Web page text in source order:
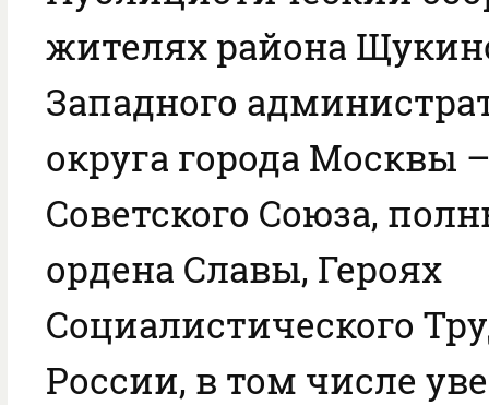
жителях района
Западного
округа города Москвы
Советского Союза,
ордена Славы, Героях
Социалистического
России, в том числе